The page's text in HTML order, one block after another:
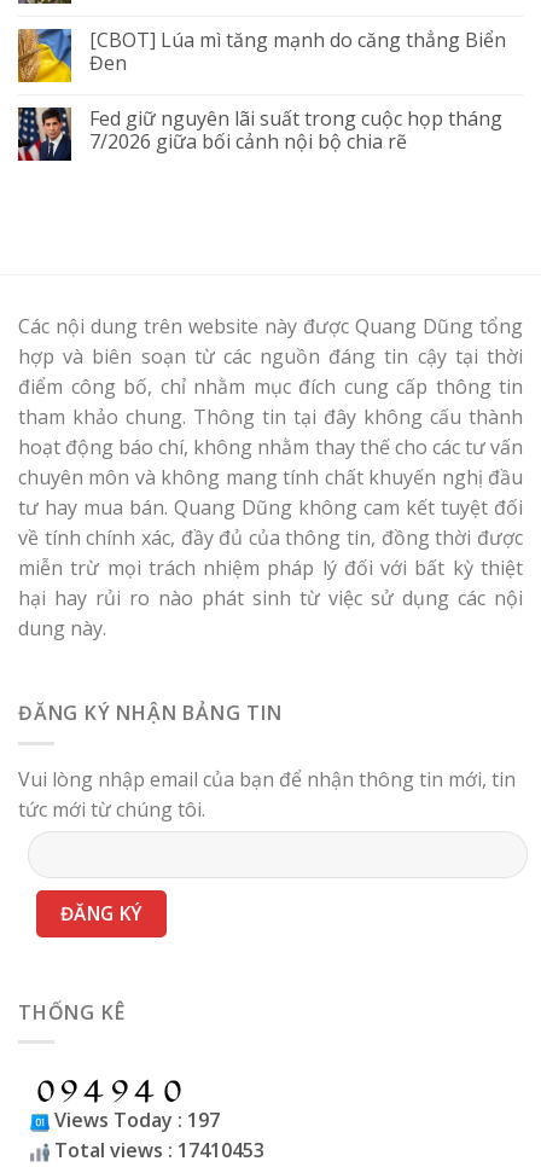
[CBOT] Lúa mì tăng mạnh do căng thẳng Biển
Đen
Fed giữ nguyên lãi suất trong cuộc họp tháng
7/2026 giữa bối cảnh nội bộ chia rẽ
Các nội dung trên website này được Quang Dũng tổng
hợp và biên soạn từ các nguồn đáng tin cậy tại thời
điểm công bố, chỉ nhằm mục đích cung cấp thông tin
tham khảo chung. Thông tin tại đây không cấu thành
hoạt động báo chí, không nhằm thay thế cho các tư vấn
chuyên môn và không mang tính chất khuyến nghị đầu
tư hay mua bán. Quang Dũng không cam kết tuyệt đối
về tính chính xác, đầy đủ của thông tin, đồng thời được
miễn trừ mọi trách nhiệm pháp lý đối với bất kỳ thiệt
hại hay rủi ro nào phát sinh từ việc sử dụng các nội
dung này.
ĐĂNG KÝ NHẬN BẢNG TIN
Vui lòng nhập email của bạn để nhận thông tin mới, tin
tức mới từ chúng tôi.
THỐNG KÊ
Views Today : 197
Total views : 17410453